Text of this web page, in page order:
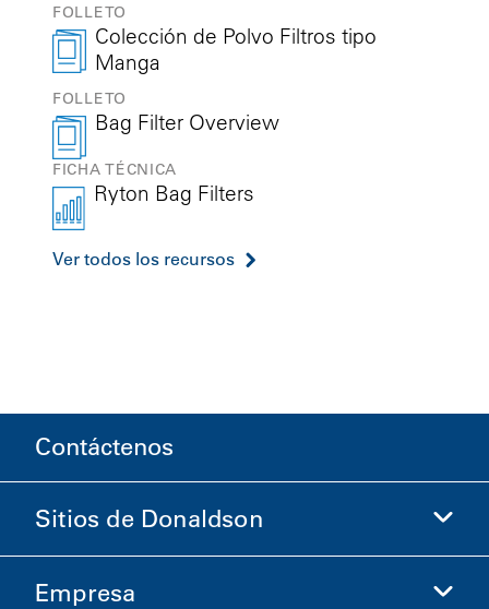
FOLLETO
Colección de Polvo Filtros tipo
Manga
FOLLETO
Bag Filter Overview
FICHA TÉCNICA
Ryton Bag Filters
Ver todos los recursos
Contáctenos
Sitios de Donaldson
Donaldson Life Sciences
Empresa